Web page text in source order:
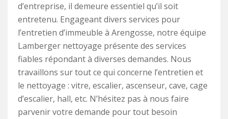
d’entreprise, il demeure essentiel qu’il soit
entretenu. Engageant divers services pour
l’entretien d’immeuble à Arengosse, notre équipe
Lamberger nettoyage présente des services
fiables répondant à diverses demandes. Nous
travaillons sur tout ce qui concerne l’entretien et
le nettoyage : vitre, escalier, ascenseur, cave, cage
d’escalier, hall, etc. N’hésitez pas à nous faire
parvenir votre demande pour tout besoin